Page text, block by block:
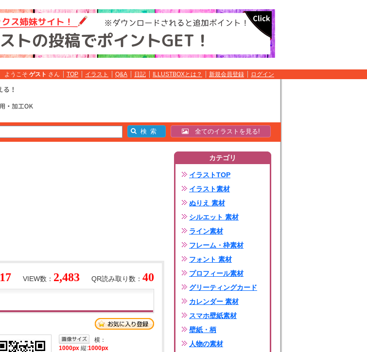
ようこそ ゲスト さん TOP イラスト Q&A 日記 ILLUSTBOXとは？ 新規会員登録 ログイン
全てのイラストを見る!
QR読み取り数： 40
VIEW数： 2,483
17
横：
1000px 縦:1000px
カテゴリ
イラストTOP
イラスト素材
ぬりえ 素材
シルエット 素材
ライン素材
フレーム・枠素材
フォント 素材
プロフィール素材
グリーティングカード
カレンダー 素材
スマホ壁紙素材
壁紙・柄
人物の素材